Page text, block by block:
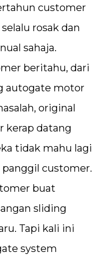
customer
rosak dan
sahaja.
beritahu, dari
autogate motor
original
kerap datang
tidak mahu lagi
customer.
buat
sliding
Tapi kali ini
system